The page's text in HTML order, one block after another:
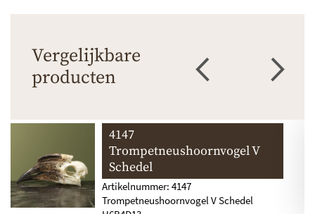
Vergelijkbare
producten
4147
Trompetneushoornvogel V
Schedel
Artikelnummer: 4147
Trompetneushoornvogel V Schedel